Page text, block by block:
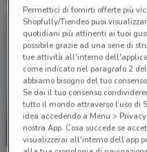
Permettici di fornirti offerte più
Shopfully/Tiendeo puoi
quotidiani più attinenti ai tuoi
possibile grazie ad una serie di
tue attività all'interno
come indicato nel paragrafo 2
abbiamo bisogno del tuo
Se dai il tuo consenso
tutto il mondo attraverso l’uso di
idea accedendo a Menu >
nostra App. Cosa succede se
visualizzerai all'interno dell’app